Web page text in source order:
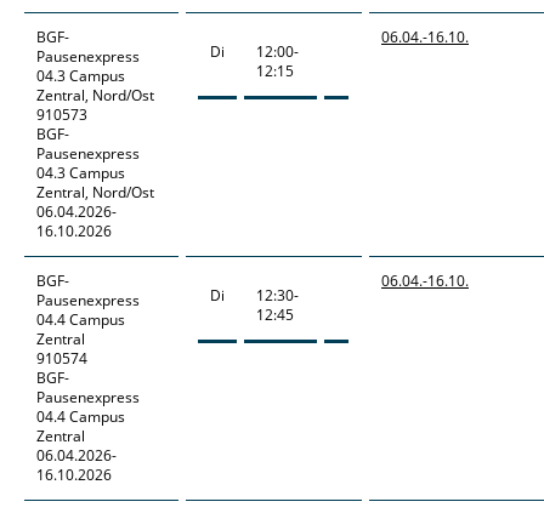
BGF-
Pausenexpress
04.3 Campus
Zentral, Nord/Ost
910573
BGF-
Pausenexpress
04.3 Campus
Zentral, Nord/Ost
06.04.2026-
16.10.2026
Di
12:00-
12:15
06.04.-16.10.
BGF-
Pausenexpress
04.4 Campus
Zentral
910574
BGF-
Pausenexpress
04.4 Campus
Zentral
06.04.2026-
16.10.2026
Di
12:30-
12:45
06.04.-16.10.